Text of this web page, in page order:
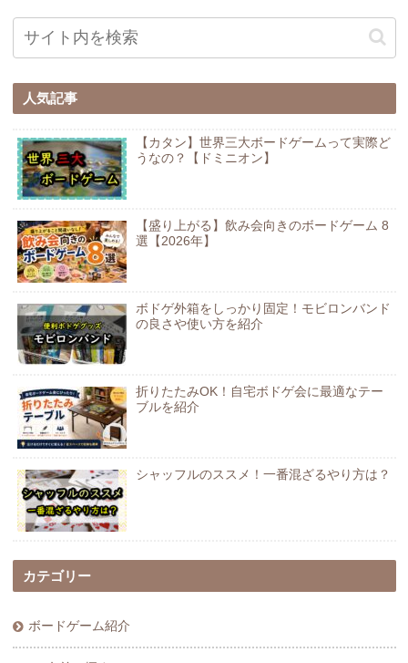
人気記事
【カタン】世界三大ボードゲームって実際ど
うなの？【ドミニオン】
【盛り上がる】飲み会向きのボードゲーム 8
選【2026年】
ボドゲ外箱をしっかり固定！モビロンバンド
の良さや使い方を紹介
折りたたみOK！自宅ボドゲ会に最適なテー
ブルを紹介
シャッフルのススメ！一番混ざるやり方は？
カテゴリー
ボードゲーム紹介